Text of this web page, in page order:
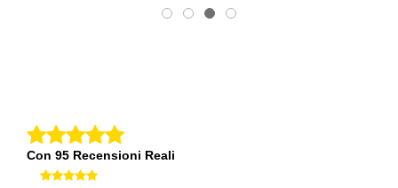
Con 95 Recensioni Reali